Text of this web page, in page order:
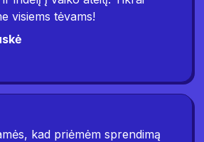
visiems tėvams!
kad priėmėm sprendimą